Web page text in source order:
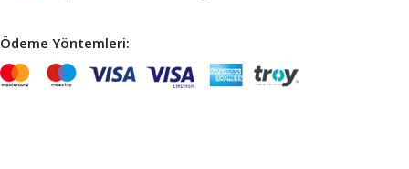
Ödeme Yöntemleri: